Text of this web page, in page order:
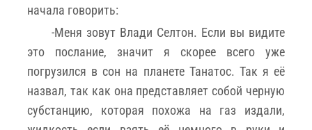
начала говорить:
-Меня зовут Влади Селтон. Если вы видите
это послание, значит я скорее всего уже
погрузился в сон на планете Танатос. Так я её
назвал, так как она представляет собой черную
субстанцию, которая похожа на газ издали,